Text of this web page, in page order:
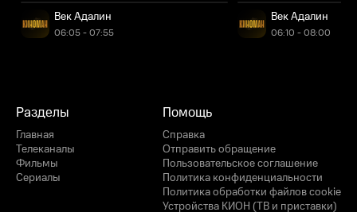
Век Адалин
06:05 - 07:55
Век Адалин
06:10 - 08:00
Разделы
Главная
Телеканалы
Фильмы
Сериалы
Помощь
Справка
Отправить обращение
Пользовательское соглашение
Политика конфиденциальности
Политика обработки файлов cookie
Устройства КИОН (ТВ и приставки)